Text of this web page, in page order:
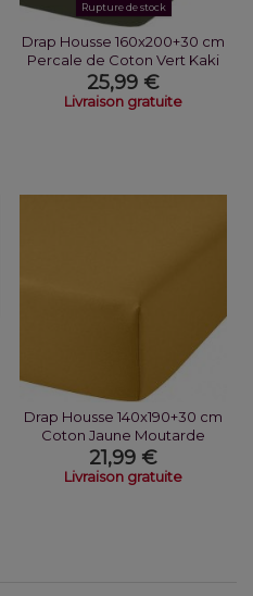
Rupture de stock
Drap Housse 160x200+30 cm
Percale de Coton Vert Kaki
25,99 €
Livraison gratuite
Drap Housse 140x190+30 cm
Coton Jaune Moutarde
21,99 €
Livraison gratuite